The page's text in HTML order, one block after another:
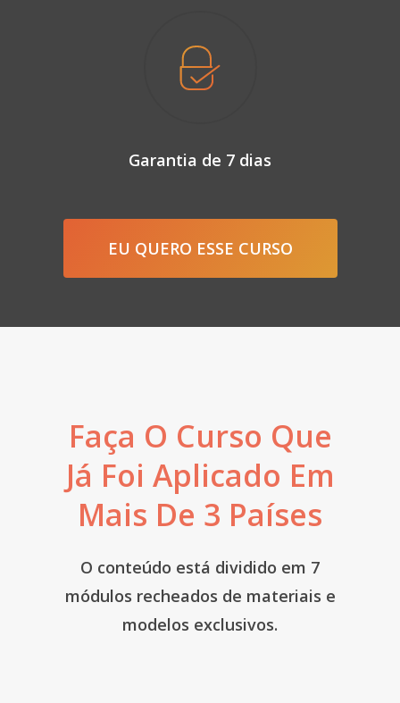
Garantia de 7 dias
EU QUERO ESSE CURSO
Faça O Curso Que
Já Foi Aplicado Em
Mais De 3 Países
O conteúdo está dividido em 7
módulos recheados de materiais e
modelos exclusivos.